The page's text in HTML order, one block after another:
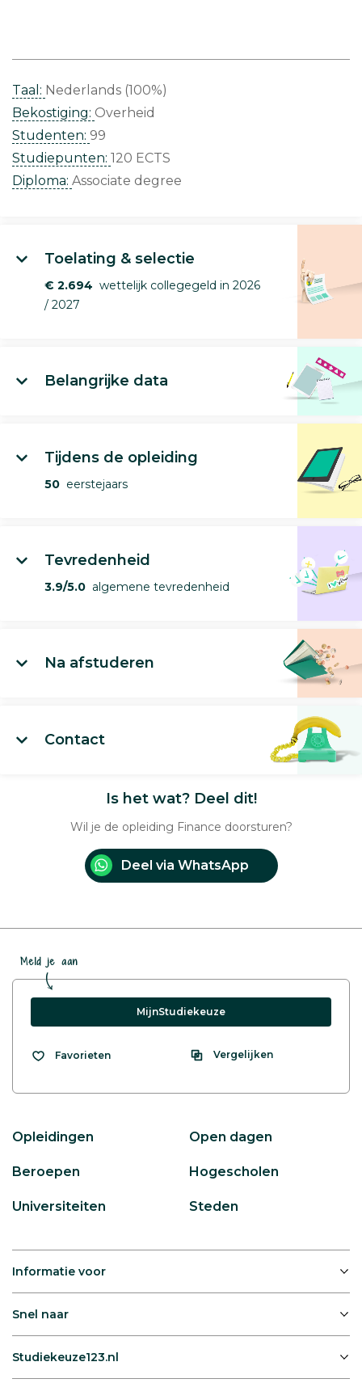
Taal: Nederlands (100%)
Bekostiging: Overheid
Studenten: 99
Studiepunten: 120 ECTS
Diploma: Associate degree
Toelating & selectie
€ 2.694 wettelijk collegegeld in 2026
/ 2027
Belangrijke data
Tijdens de opleiding
50 eerstejaars
Tevredenheid
3.9/5.0 algemene tevredenheid
Na afstuderen
Contact
Is het wat? Deel dit!
Wil je de opleiding Finance doorsturen?
Deel via WhatsApp
Meld je aan
MijnStudiekeuze
Favorieten Vergelijken
Opleidingen Open dagen
Beroepen Hogescholen
Universiteiten Steden
Informatie voor
Snel naar
Studiekeuze123.nl